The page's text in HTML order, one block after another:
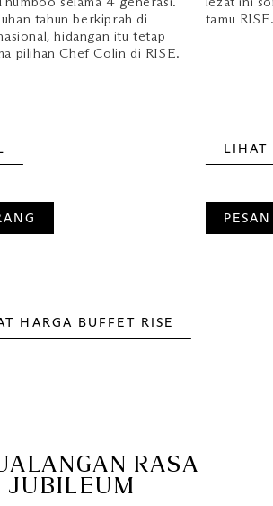
tahun berkiprah di
hidangan itu tetap
pilihan Chef Colin di RISE.
tamu
LIHAT
HARGA BUFFET RISE
RASA
JUBILEUM